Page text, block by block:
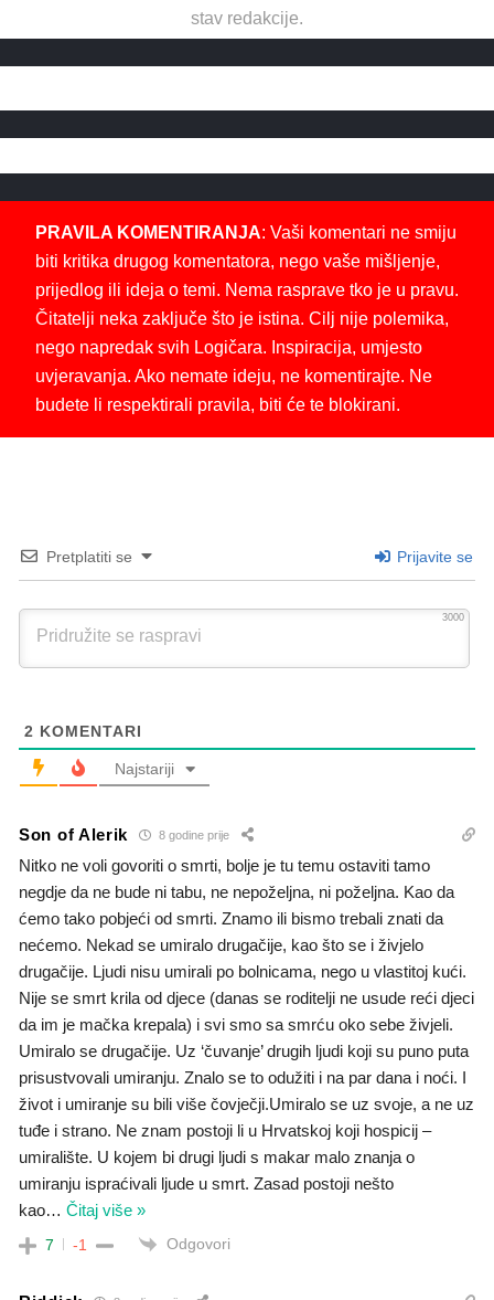
stav redakcije.
PRAVILA KOMENTIRANJA: Vaši komentari ne smiju
biti kritika drugog komentatora, nego vaše mišljenje,
prijedlog ili ideja o temi. Nema rasprave tko je u pravu.
Čitatelji neka zaključe što je istina. Cilj nije polemika,
nego napredak svih Logičara. Inspiracija, umjesto
uvjeravanja. Ako nemate ideju, ne komentirajte. Ne
budete li respektirali pravila, biti će te blokirani.
Pretplatiti se Prijavite se
3000
2 KOMENTARI
Najstariji
Son of Alerik 8 godine prije
Nitko ne voli govoriti o smrti, bolje je tu temu ostaviti tamo
negdje da ne bude ni tabu, ne nepoželjna, ni poželjna. Kao da
ćemo tako pobjeći od smrti. Znamo ili bismo trebali znati da
nećemo. Nekad se umiralo drugačije, kao što se i živjelo
drugačije. Ljudi nisu umirali po bolnicama, nego u vlastitoj kući.
Nije se smrt krila od djece (danas se roditelji ne usude reći djeci
da im je mačka krepala) i svi smo sa smrću oko sebe živjeli.
Umiralo se drugačije. Uz ‘čuvanje’ drugih ljudi koji su puno puta
prisustvovali umiranju. Znalo se to odužiti i na par dana i noći. I
život i umiranje su bili više čovječji.Umiralo se uz svoje, a ne uz
tuđe i strano. Ne znam postoji li u Hrvatskoj koji hospicij –
umiralište. U kojem bi drugi ljudi s makar malo znanja o
umiranju ispraćivali ljude u smrt. Zasad postoji nešto
kao… Čitaj više »
7 -1 Odgovori